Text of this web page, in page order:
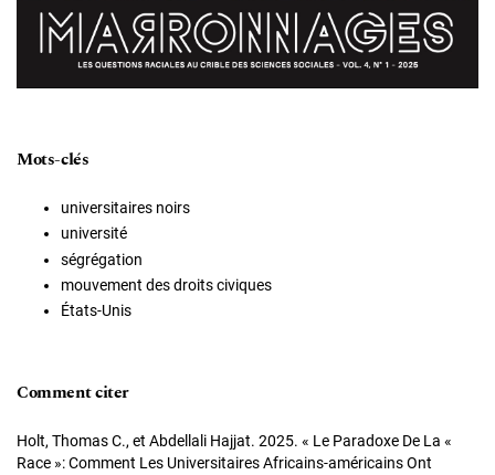
Mots-clés
universitaires noirs
université
ségrégation
mouvement des droits civiques
États-Unis
Comment citer
Holt, Thomas C., et Abdellali Hajjat. 2025. « Le Paradoxe De La «
Race »: Comment Les Universitaires Africains-américains Ont